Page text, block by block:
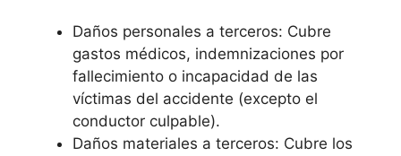
Daños personales a terceros: Cubre
gastos médicos, indemnizaciones por
fallecimiento o incapacidad de las
víctimas del accidente (excepto el
conductor culpable).
Daños materiales a terceros: Cubre los